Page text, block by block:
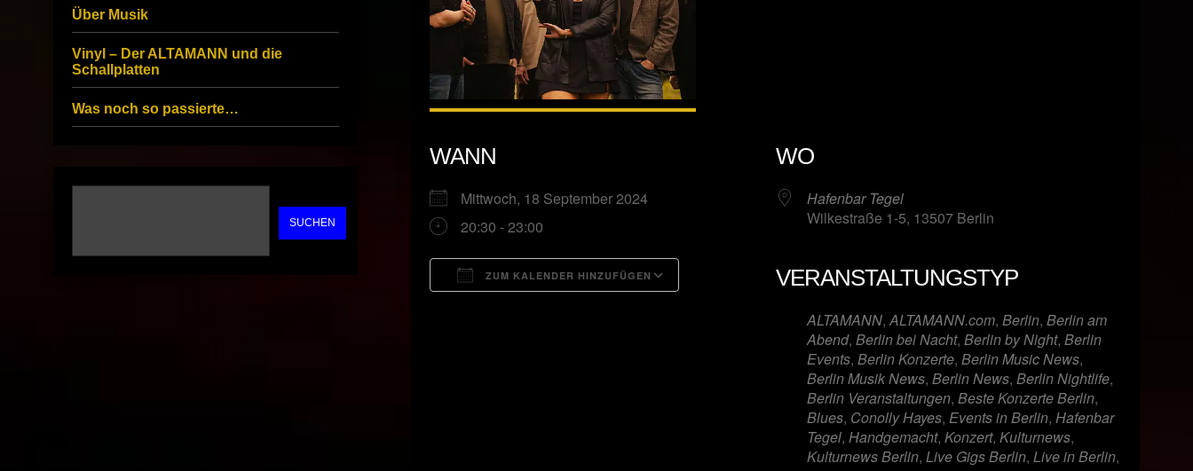
WANN
Mittwoch, 18 September 2024
20:30 - 23:00
ZUM KALENDER HINZUFÜGEN
WO
Hafenbar Tegel
Wilkestraße 1-5, 13507 Berlin
VERANSTALTUNGSTYP
ALTAMANN,ALTAMANN.com, Berlin, Berlin am
Abend, Berlin bei Nacht, Berlin by Night, Berlin
Events, Berlin Konzerte, Berlin Music News,
Berlin Musik News, Berlin News, Berlin Nightlife,
Berlin Veranstaltungen, Beste Konzerte Berlin,
Blues, Conolly Hayes, Events in Berlin, Hafenbar
Tegel, Handgemacht, Konzert, Kulturnews,
Kulturnews Berlin, Live Gigs Berlin, Live in Berlin,
Über Musik
Vinyl – Der ALTAMANN und die
Schallplatten
Was noch so passierte…
SUCHEN